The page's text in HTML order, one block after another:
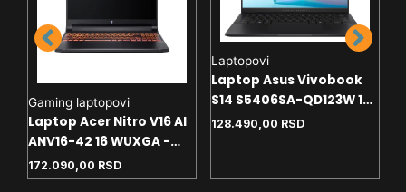
Gaming laptopovi
Laptop Acer Nitro V16 AI
ANV16-42 16 WUXGA -
R5-240 - 16GB - NVMe 1TB
- RTX5060 8GB - backlit
172.090,00 RSD
Laptopovi
Laptop Asus Vivobook
S14 S5406SA-QD123W 14
WUXGA OLED - U7-256V -
128.490,00 RSD